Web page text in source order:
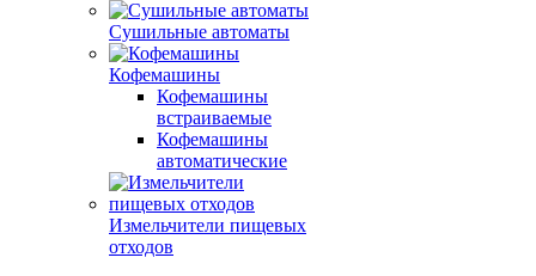
Сушильные автоматы
Кофемашины
Кофемашины
встраиваемые
Кофемашины
автоматические
Измельчители пищевых
отходов